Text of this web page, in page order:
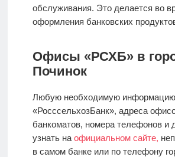
обслуживания. Это делается во
оформления банковских
Офисы «РСХБ» в
Починок
Любую необходимую информацию
«РосссельхозБанк», адреса
банкоматов, номера телефонов и
узнать на официальном сайте,
в самом банке или по телефону